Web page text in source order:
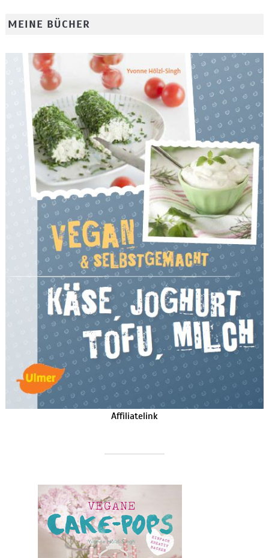
MEINE BÜCHER
Affiliatelink